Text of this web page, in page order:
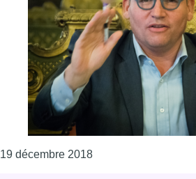
19 décembre 2018Consulter l'article